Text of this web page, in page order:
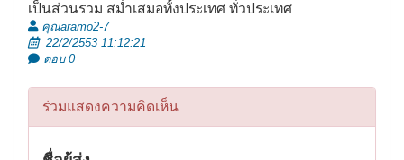
เป็นส่วนรวม สม่ำเสมอทั้งประเทศ ทั่วประเทศ
คุณaramo2-7
22/2/2553 11:12:21
ตอบ 0
ร่วมแสดงความคิดเห็น